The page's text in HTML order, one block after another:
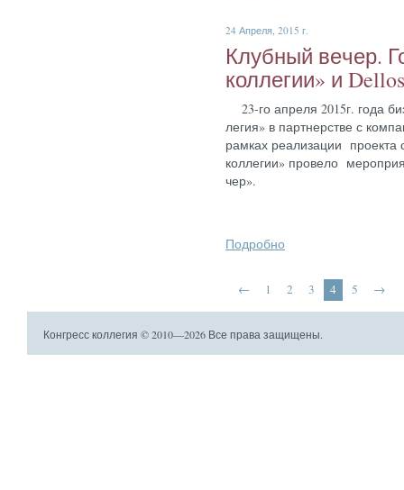
24 Апреля, 2015 г.
Клуб­ный ве­чер.
кол­ле­гии» и
23-го ап­ре­ля 2015г. го­да
ле­гия» в пар­тнерс­тве с
рам­ках ре­али­зации про­ек­та
кол­ле­гии» про­вело
чер».
Подробно
← 1 2 3 4 5 →
Конгресс коллегия © 2010—2026 Все права защищены.